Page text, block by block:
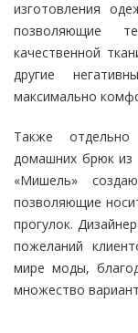
изготовления
позволяющие
качественной
другие
максимально
Также отдельно
домашних брюк из
«Мишель»
позволяющие
прогулок.
пожеланий
мире моды,
множество